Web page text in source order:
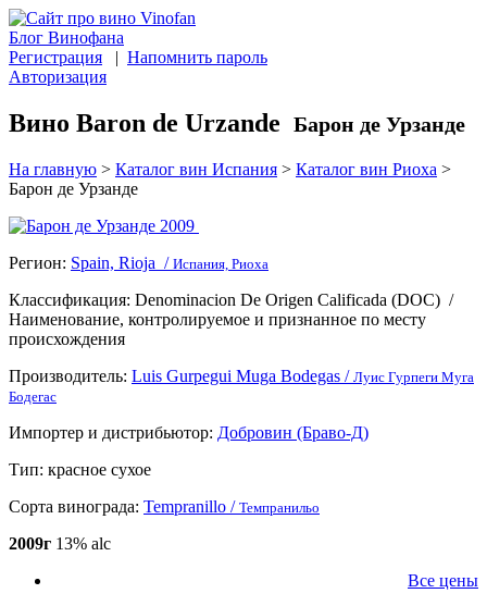
Блог Винофана
Регистрация | Напомнить пароль
Авторизация
Вино Baron de Urzande Барон де Урзанде
На главную > Каталог вин Испания > Каталог вин Риоха >
Барон де Урзанде
Регион: Spain, Rioja / Испания, Риоха
Классификация: Denominacion De Origen Сalificada (DOC) /
Наименование, контролируемое и признанное по месту
происхождения
Производитель: Luis Gurpegui Muga Bodegas / Луис Гурпеги Муга
Бодегас
Импортер и дистрибьютор: Добровин (Браво-Д)
Тип: красное сухое
Сорта винограда: Tempranillo / Темпранильо
2009г 13% alc
Все цены